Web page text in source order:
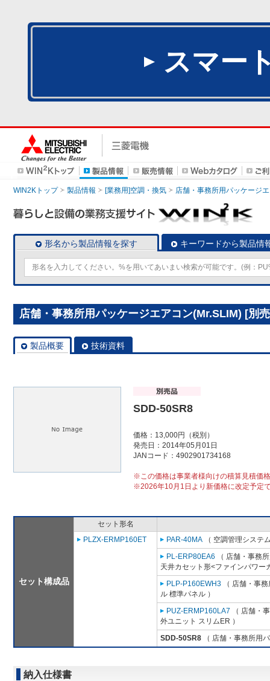
スマー
WIN2Kトップ 製品情報 [業務用]空調・換気 店舗・事務所用パッケージ
形名から製品情報を探す キーワードから製品情
店舗・事務所用パッケージエアコン(Mr.SLIM) [別
製品概要 技術資料
SDD-50SR8
価格：13,000円（税別）
発売日：2014年05月01日
JANコード：4902901734168
※この価格は事業者様向けの積算見積価
※2026年10月1日より新価格に改定予定
セット構成品
セット形名
PLZX-ERMP160ET
PAR-40MA （ 空調管理システ
PL-ERP80EA6 （ 店舗・事務
天井カセット形<ファインパワー
PLP-P160EWH3 （ 店舗・事
ル 標準パネル ）
PUZ-ERMP160LA7 （ 店舗・
外ユニット スリムER ）
SDD-50SR8 （ 店舗・事務所用
納入仕様書